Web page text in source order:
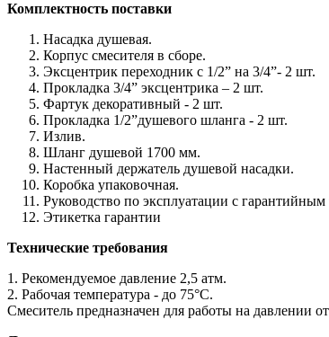
Комплектность поставки
Насадка душевая.
Корпус смесителя в сборе.
Эксцентрик переходник с 1/2” на 3/4”- 2 шт.
Прокладка 3/4” эксцентрика – 2 шт.
Фартук декоративный - 2 шт.
Прокладка 1/2”душевого шланга - 2 шт.
Излив.
Шланг душевой 1700 мм.
Настенный держатель душевой насадки.
Коробка упаковочная.
Руководство по эксплуатации с гарантийным
Этикетка гарантии
Технические требования
1. Рекомендуемое давление 2,5 атм.
2. Рабочая температура - до 75°С.
Смеситель предназначен для работы на давлении